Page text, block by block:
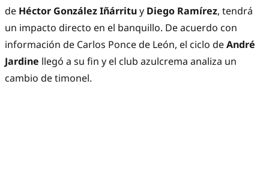
de Héctor González Iñárrituy Diego Ramírez, tendrá
un impacto directo en el banquillo. De acuerdo con
información de Carlos Ponce de León, el ciclo deAndré
Jardine llegó a su fin y el club azulcrema analiza un
cambio de timonel.